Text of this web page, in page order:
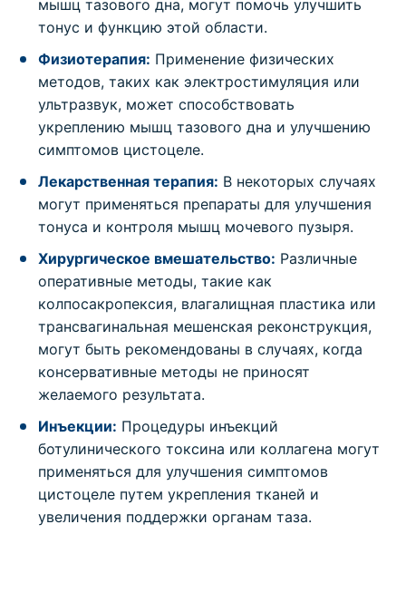
мышц тазового дна, могут помочь улучшить
тонус и функцию этой области.
Физиотерапия: Применение физических
методов, таких как электростимуляция или
ультразвук, может способствовать
укреплению мышц тазового дна и улучшению
симптомов цистоцеле.
Лекарственная терапия: В некоторых случаях
могут применяться препараты для улучшения
тонуса и контроля мышц мочевого пузыря.
Хирургическое вмешательство: Различные
оперативные методы, такие как
колпосакропексия, влагалищная пластика или
трансвагинальная мешенская реконструкция,
могут быть рекомендованы в случаях, когда
консервативные методы не приносят
желаемого результата.
Инъекции: Процедуры инъекций
ботулинического токсина или коллагена могут
применяться для улучшения симптомов
цистоцеле путем укрепления тканей и
увеличения поддержки органам таза.